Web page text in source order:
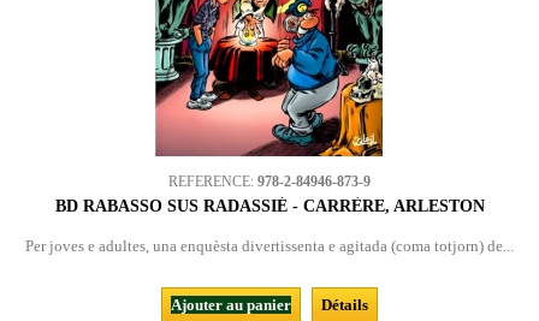
REFERENCE: 978-2-84946-873-9
BD RABASSO SUS RADASSIÉ - CARRÈRE, ARLESTON
Per joves e adultes, una enquèsta divertissenta e agitada (coma totjorn) de...
Ajouter au panier Détails